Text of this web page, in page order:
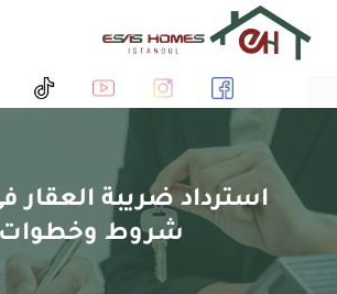
استرداد ضريبة العقار
شروط وخطوات